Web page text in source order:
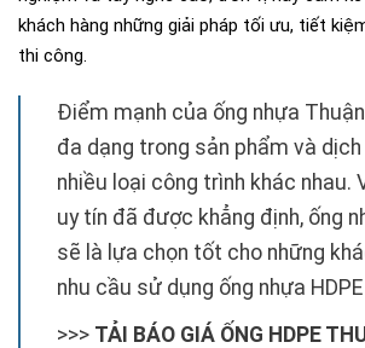
khách hàng những giải pháp tối ưu, tiết
thi công.
Điểm mạnh của ống nhựa
đa dạng trong sản phẩm và
nhiều loại công trình khác nhau.
uy tín đã được khẳng định, ống
sẽ là lựa chọn tốt cho những
nhu cầu sử dụng ống nhựa
>>> TẢI BÁO GIÁ ỐNG HDPE